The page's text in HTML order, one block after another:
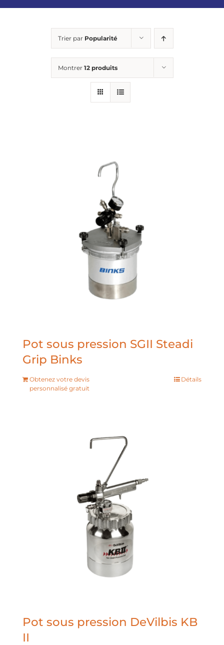
Trier par Popularité
Montrer 12 produits
Pot sous pression SGII Steadi
Grip Binks
Obtenez votre devis
personnalisé gratuit
Détails
Pot sous pression DeVilbis KB
II